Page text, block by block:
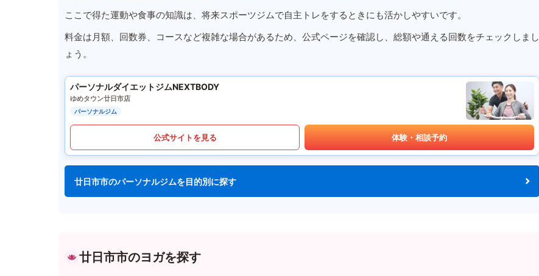
ここで得た運動や食事の知識は、将来スポーツジムで自主トレをするときにも活かしやすいです。
料金は月額、回数券、コースなど複雑な場合があるため、公式ページを確認し、総額や通える回数をチェックしまし
ょう。
パーソナルダイエットジムNEXTBODY
ゆめタウン廿日市店
パーソナルジム
公式サイトを見る 体験・相談予約
廿日市市のパーソナルジムを目的別に探す
廿日市市のヨガを探す